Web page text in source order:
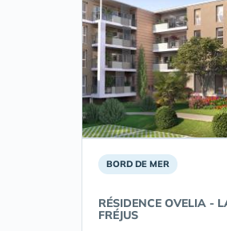
BORD DE MER
RÉSIDENCE OVELIA -
FRÉJUS